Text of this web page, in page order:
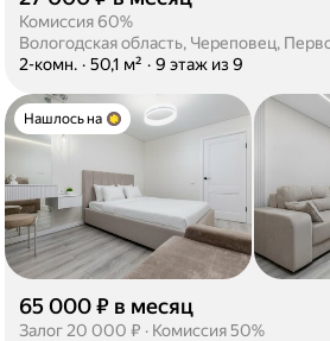
Комиссия 60%
Вологодская область, Череповец,
2-комн. · 50,1 м² · 9 этаж из 9
Нашлось на
65 000 ₽ в месяц
Залог 20 000 ₽ · Комиссия 50%